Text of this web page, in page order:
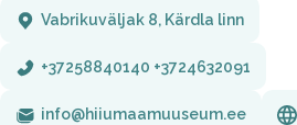
Vabrikuväljak 8, Kärdla linn
+37258840140 +3724632091
info@hiiumaamuuseum.ee